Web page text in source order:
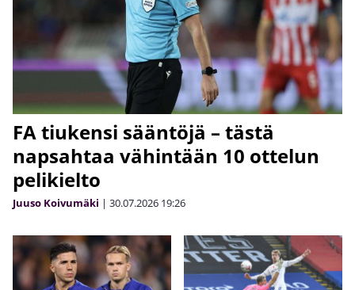
FA tiukensi sääntöjä – tästä
napsahtaa vähintään 10 ottelun
pelikielto
Juuso Koivumäki | 30.07.2026 19:26